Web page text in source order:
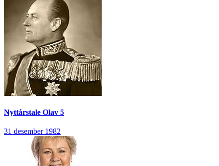
Nyttårstale Olav 5
31 desember 1982